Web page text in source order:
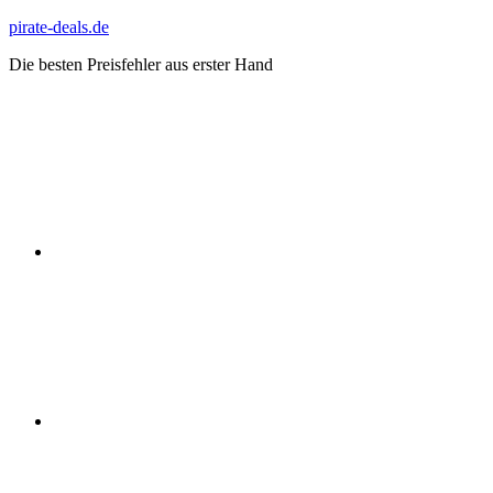
Zum
springen
pirate-deals.de
Die besten Preisfehler aus erster Hand